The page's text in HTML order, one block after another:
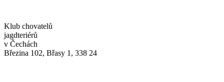
Klub chovatelů
jagdteriérů
v Čechách
Březina 102, Břasy 1, 338 24